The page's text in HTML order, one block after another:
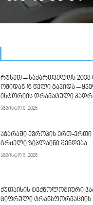
რუსეთ – საქართველოს 2008
ომიდან 16 წელი გავიდა –
ისტორიის დრამატული
აგვისტო 8, 2026
აჭარაში ევროპის ერთ-ერთი
გრძელი ზიპლაინი შენდება
აგვისტო 6, 2026
ქუთაისის ტექნოლოგიური
ციფრული